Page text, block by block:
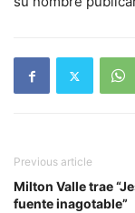
Previous article
Milton Valle trae
fuente inagotable”